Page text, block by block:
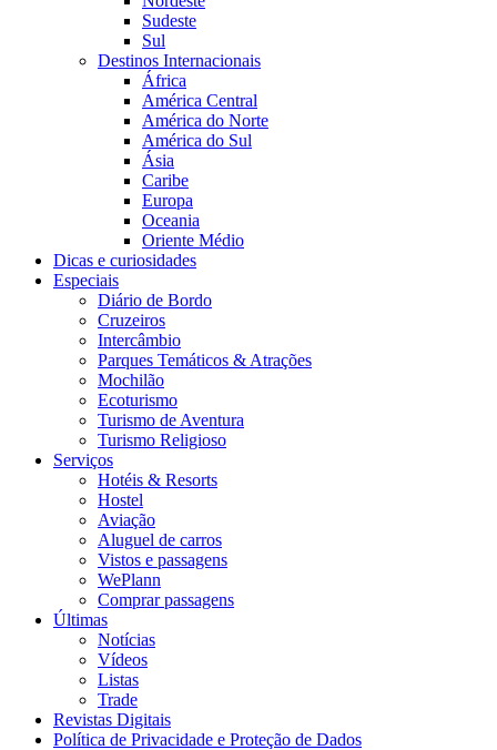
Sudeste
Sul
Destinos Internacionais
África
América Central
América do Norte
América do Sul
Ásia
Caribe
Europa
Oceania
Oriente Médio
Dicas e curiosidades
Especiais
Diário de Bordo
Cruzeiros
Intercâmbio
Parques Temáticos & Atrações
Mochilão
Ecoturismo
Turismo de Aventura
Turismo Religioso
Serviços
Hotéis & Resorts
Hostel
Aviação
Aluguel de carros
Vistos e passagens
WePlann
Comprar passagens
Últimas
Notícias
Vídeos
Listas
Trade
Revistas Digitais
Política de Privacidade e Proteção de Dados